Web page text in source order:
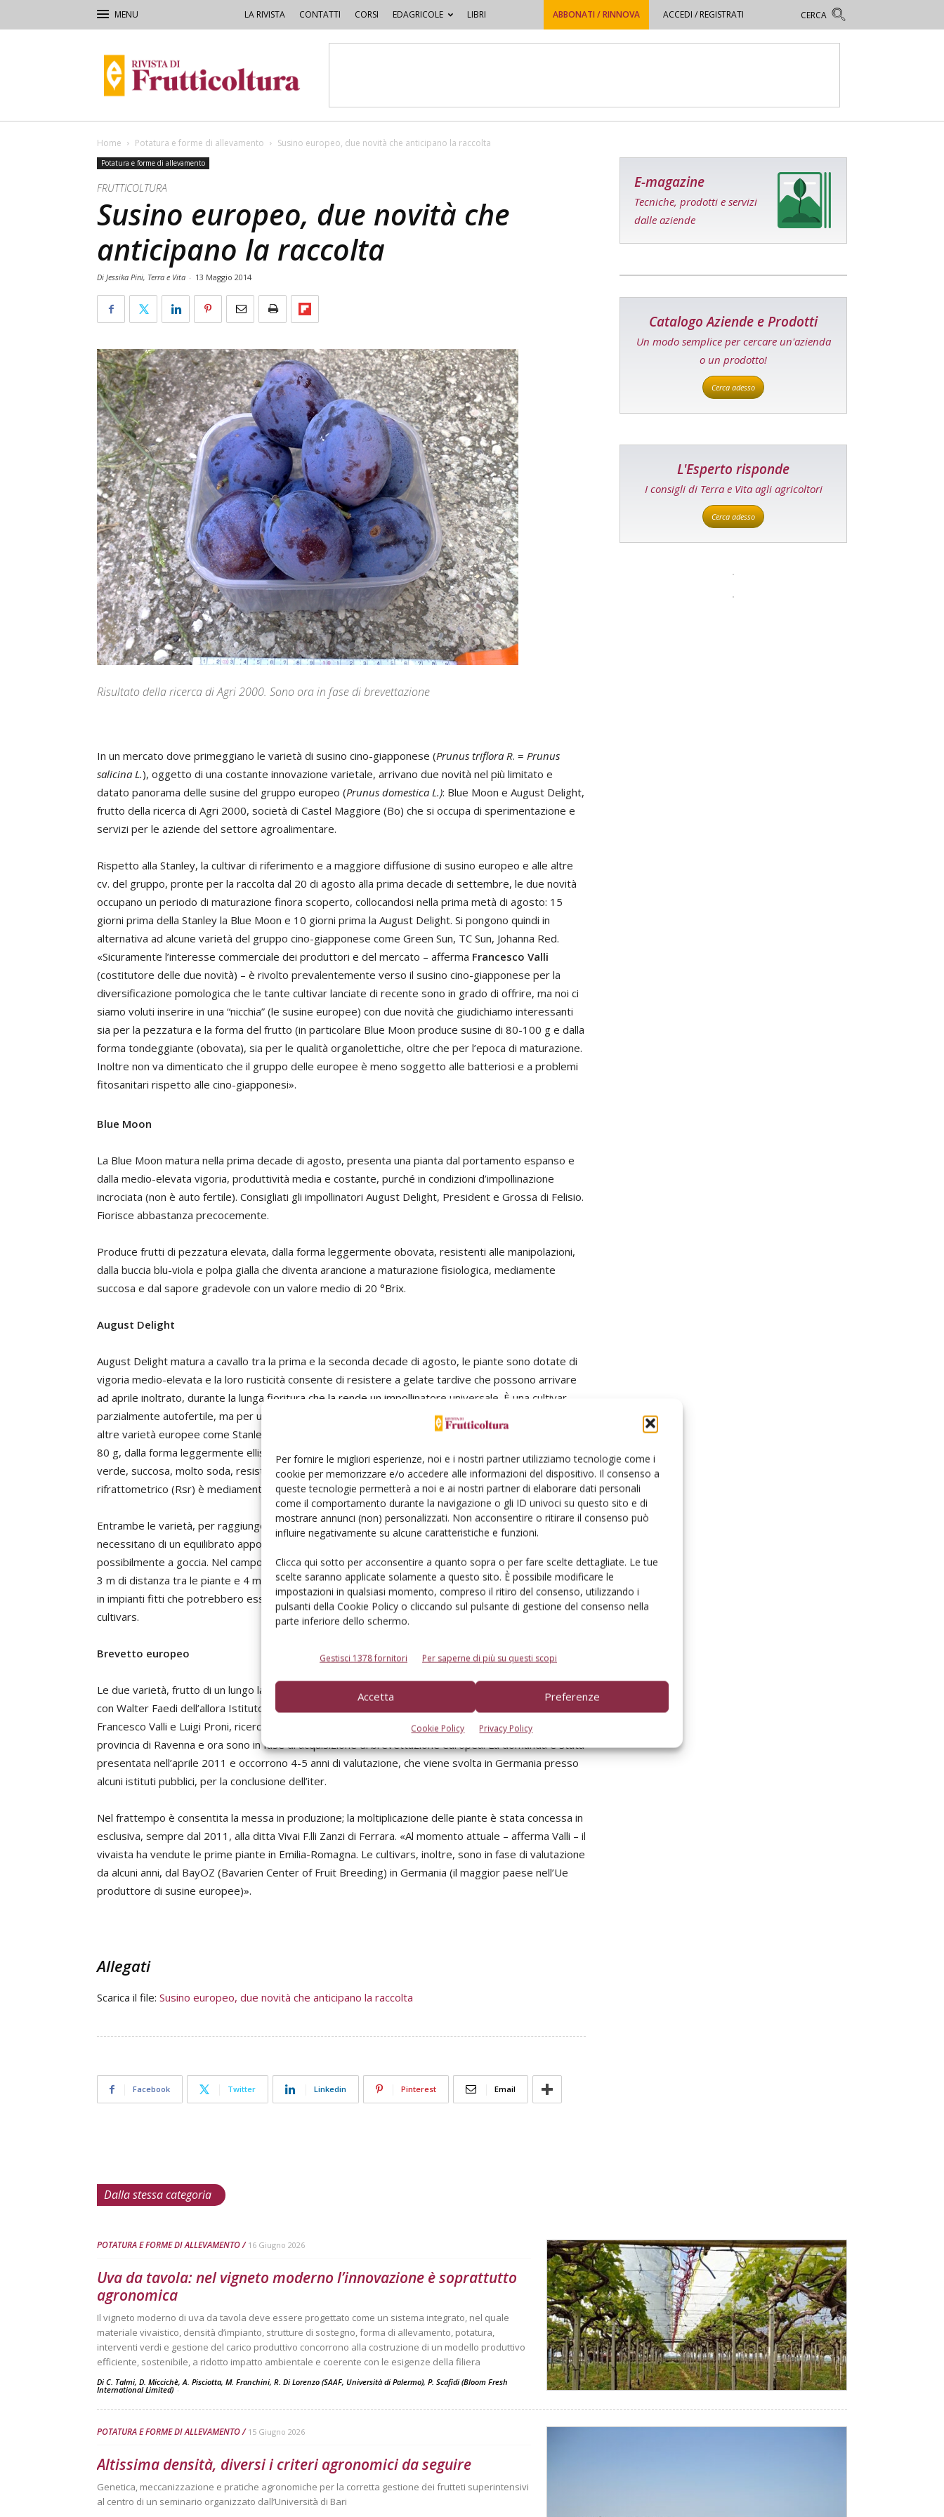
Per fornire le migliori esperienze, noi e i nostri partner utilizziamo tecnologie come i
cookie per memorizzare e/o accedere alle informazioni del dispositivo. Il consenso a
queste tecnologie permetterà a noi e ai nostri partner di elaborare dati personali
come il comportamento durante la navigazione o gli ID univoci su questo sito e di
mostrare annunci (non) personalizzati. Non acconsentire o ritirare il consenso può
influire negativamente su alcune caratteristiche e funzioni.
Clicca qui sotto per acconsentire a quanto sopra o per fare scelte dettagliate. Le tue
scelte saranno applicate solamente a questo sito. È possibile modificare le
impostazioni in qualsiasi momento, compreso il ritiro del consenso, utilizzando i
pulsanti della Cookie Policy o cliccando sul pulsante di gestione del consenso nella
parte inferiore dello schermo.
Gestisci 1378 fornitori Per saperne di più su questi scopi
Accetta Preferenze
Cookie Policy Privacy Policy
LA RIVISTA CONTATTI CORSI EDAGRICOLE LIBRI ABBONATI / RINNOVA ACCEDI / REGISTRATI
di
Frutticoltura
Home Potatura e forme di allevamento Susino europeo, due novità che anticipano la raccolta
Potatura e forme di allevamento
FRUTTICOLTURA
Susino europeo, due novità che
anticipano la raccolta
Di Jessika Pini, Terra e Vita - 13 Maggio 2014
Risultato della ricerca di Agri 2000. Sono ora in fase di brevettazione
In un mercato dove primeggiano le varietà di susino cino-giapponese (Prunus triflora R. = Prunus
salicina L.), oggetto di una costante innovazione varietale, arrivano due novità nel più limitato e
datato panorama delle susine del gruppo europeo (Prunus domestica L.): Blue Moon e August Delight,
frutto della ricerca di Agri 2000, società di Castel Maggiore (Bo) che si occupa di sperimentazione e
servizi per le aziende del settore agroalimentare.
Rispetto alla Stanley, la cultivar di riferimento e a maggiore diffusione di susino europeo e alle altre
cv. del gruppo, pronte per la raccolta dal 20 di agosto alla prima decade di settembre, le due novità
occupano un periodo di maturazione finora scoperto, collocandosi nella prima metà di agosto: 15
giorni prima della Stanley la Blue Moon e 10 giorni prima la August Delight. Si pongono quindi in
alternativa ad alcune varietà del gruppo cino-giapponese come Green Sun, TC Sun, Johanna Red.
«Sicuramente l’interesse commerciale dei produttori e del mercato – afferma Francesco Valli
(costitutore delle due novità) – è rivolto prevalentemente verso il susino cino-giapponese per la
diversificazione pomologica che le tante cultivar lanciate di recente sono in grado di offrire, ma noi ci
siamo voluti inserire in una “nicchia” (le susine europee) con due novità che giudichiamo interessanti
sia per la pezzatura e la forma del frutto (in particolare Blue Moon produce susine di 80-100 g e dalla
forma tondeggiante (obovata), sia per le qualità organolettiche, oltre che per l’epoca di maturazione.
Inoltre non va dimenticato che il gruppo delle europee è meno soggetto alle batteriosi e a problemi
fitosanitari rispetto alle cino-giapponesi».
Blue Moon
La Blue Moon matura nella prima decade di agosto, presenta una pianta dal portamento espanso e
dalla medio-elevata vigoria, produttività media e costante, purché in condizioni d’impollinazione
incrociata (non è auto fertile). Consigliati gli impollinatori August Delight, President e Grossa di Felisio.
Fiorisce abbastanza precocemente.
Produce frutti di pezzatura elevata, dalla forma leggermente obovata, resistenti alle manipolazioni,
dalla buccia blu-viola e polpa gialla che diventa arancione a maturazione fisiologica, mediamente
succosa e dal sapore gradevole con un valore medio di 20 °Brix.
August Delight
August Delight matura a cavallo tra la prima e la seconda decade di agosto, le piante sono dotate di
vigoria medio-elevata e la loro rusticità consente di resistere a gelate tardive che possono arrivare
ad aprile inoltrato, durante la lunga fioritura che la rende un impollinatore universale. È una cultivar
parzialmente autofertile, ma per una costante produttività negli anni è consigliata l’impollinazione con
altre varietà europee come Stanley, President e Grossa di Felisio. Molto produttiva, dai frutti di 70-
80 g, dalla forma leggermente ellissoidale, con la buccia blu-viola chiaro e la polpa di colore giallo-
verde, succosa, molto soda, resistente alla manipolazioni e di ottimo sapore: il residuo secco
rifrattometrico (Rsr) è mediamente di circa 18,5 °Brix.
Entrambe le varietà, per raggiungere il meglio delle proprie potenzialità e dare frutti di qualità,
necessitano di un equilibrato apporto idrico e quindi di un frutteto dotato di un impianto d’irrigazione,
possibilmente a goccia. Nel campo sperimentale sono state allevate in un impianto standard con 2,5-
3 m di distanza tra le piante e 4 m tra le file. Al momento non sono disponibili dati sul comportamento
in impianti fitti che potrebbero essere controproducenti data la medio-elevata vigoria di entrambe le
cultivars.
Brevetto europeo
Le due varietà, frutto di un lungo lavoro di ricerca che ha le sue origini nel 1991 da una collaborazione
con Walter Faedi dell’allora Istituto di Frutticoltura di Forlì (oggi ente Cra), sono state valutate da
Francesco Valli e Luigi Proni, ricercatori di Agri 2000, per 12 anni (dal 2001 al 2012) in un areale in
provincia di Ravenna e ora sono in fase di acquisizione di brevettazione europea. La domanda è stata
presentata nell’aprile 2011 e occorrono 4-5 anni di valutazione, che viene svolta in Germania presso
alcuni istituti pubblici, per la conclusione dell’iter.
Nel frattempo è consentita la messa in produzione; la moltiplicazione delle piante è stata concessa in
esclusiva, sempre dal 2011, alla ditta Vivai F.lli Zanzi di Ferrara. «Al momento attuale – afferma Valli – il
vivaista ha vendute le prime piante in Emilia-Romagna. Le cultivars, inoltre, sono in fase di valutazione
da alcuni anni, dal BayOZ (Bavarien Center of Fruit Breeding) in Germania (il maggior paese nell’Ue
produttore di susine europee)».
Allegati
Scarica il file: Susino europeo, due novità che anticipano la raccolta
Facebook Twitter Linkedin Pinterest Email
E-magazine
Tecniche, prodotti e servizi
dalle aziende
Catalogo Aziende e Prodotti
Un modo semplice per cercare un'azienda
o un prodotto!
Cerca adesso
L'Esperto risponde
I consigli di Terra e Vita agli agricoltori
Cerca adesso
Dalla stessa categoria
POTATURA E FORME DI ALLEVAMENTO 16 Giugno 2026
Uva da tavola: nel vigneto moderno l’innovazione è soprattutto
agronomica
Il vigneto moderno di uva da tavola deve essere progettato come un sistema integrato, nel quale
materiale vivaistico, densità d’impianto, strutture di sostegno, forma di allevamento, potatura,
interventi verdi e gestione del carico produttivo concorrono alla costruzione di un modello produttivo
efficiente, sostenibile, a ridotto impatto ambientale e coerente con le esigenze della filiera
Di C. Talmi, D. Miccichè, A. Pisciotta, M. Franchini, R. Di Lorenzo (SAAF, Università di Palermo), P. Scafidi (Bloom Fresh
International Limited) -
POTATURA E FORME DI ALLEVAMENTO 15 Giugno 2026
Altissima densità, diversi i criteri agronomici da seguire
Genetica, meccanizzazione e pratiche agronomiche per la corretta gestione dei frutteti superintensivi
al centro di un seminario organizzato dall’Università di Bari